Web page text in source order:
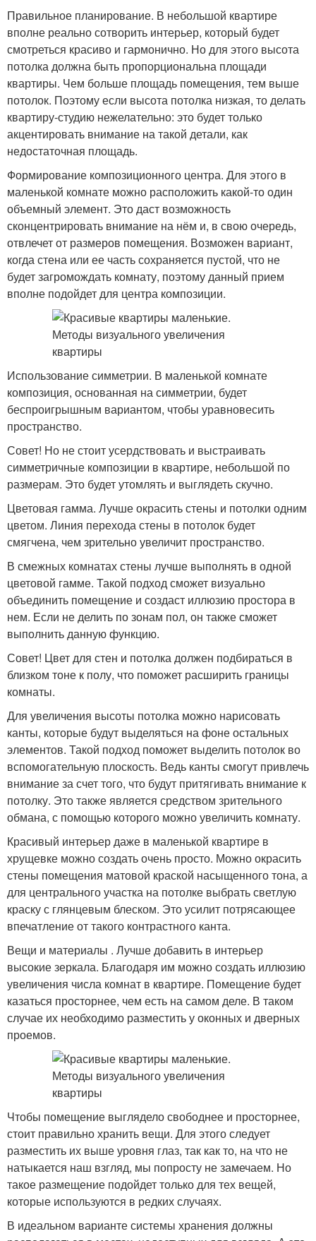
Правильное планирование. В небольшой квартире
вполне реально сотворить интерьер, который будет
смотреться красиво и гармонично. Но для этого высота
потолка должна быть пропорциональна площади
квартиры. Чем больше площадь помещения, тем выше
потолок. Поэтому если высота потолка низкая, то делать
квартиру-студию нежелательно: это будет только
акцентировать внимание на такой детали, как
недостаточная площадь.
Формирование композиционного центра. Для этого в
маленькой комнате можно расположить какой-то один
объемный элемент. Это даст возможность
сконцентрировать внимание на нём и, в свою очередь,
отвлечет от размеров помещения. Возможен вариант,
когда стена или ее часть сохраняется пустой, что не
будет загромождать комнату, поэтому данный прием
вполне подойдет для центра композиции.
Использование симметрии. В маленькой комнате
композиция, основанная на симметрии, будет
беспроигрышным вариантом, чтобы уравновесить
пространство.
Совет! Но не стоит усердствовать и выстраивать
симметричные композиции в квартире, небольшой по
размерам. Это будет утомлять и выглядеть скучно.
Цветовая гамма. Лучше окрасить стены и потолки одним
цветом. Линия перехода стены в потолок будет
смягчена, чем зрительно увеличит пространство.
В смежных комнатах стены лучше выполнять в одной
цветовой гамме. Такой подход сможет визуально
объединить помещение и создаст иллюзию простора в
нем. Если не делить по зонам пол, он также сможет
выполнить данную функцию.
Совет! Цвет для стен и потолка должен подбираться в
близком тоне к полу, что поможет расширить границы
комнаты.
Для увеличения высоты потолка можно нарисовать
канты, которые будут выделяться на фоне остальных
элементов. Такой подход поможет выделить потолок во
вспомогательную плоскость. Ведь канты смогут привлечь
внимание за счет того, что будут притягивать внимание к
потолку. Это также является средством зрительного
обмана, с помощью которого можно увеличить комнату.
Красивый интерьер даже в маленькой квартире в
хрущевке можно создать очень просто. Можно окрасить
стены помещения матовой краской насыщенного тона, а
для центрального участка на потолке выбрать светлую
краску с глянцевым блеском. Это усилит потрясающее
впечатление от такого контрастного канта.
Вещи и материалы . Лучше добавить в интерьер
высокие зеркала. Благодаря им можно создать иллюзию
увеличения числа комнат в квартире. Помещение будет
казаться просторнее, чем есть на самом деле. В таком
случае их необходимо разместить у оконных и дверных
проемов.
Чтобы помещение выглядело свободнее и просторнее,
стоит правильно хранить вещи. Для этого следует
разместить их выше уровня глаз, так как то, на что не
натыкается наш взгляд, мы попросту не замечаем. Но
такое размещение подойдет только для тех вещей,
которые используются в редких случаях.
В идеальном варианте системы хранения должны